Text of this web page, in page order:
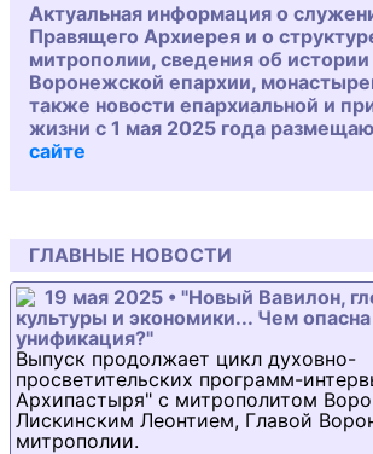
Актуальная информация о
Правящего Архиерея и о
митрополии, сведения об истории
Воронежской епархии,
также новости епархиальной и
жизни с 1 мая 2025 года
сайте
ГЛАВНЫЕ НОВОСТИ
19 мая 2025 • "Новый Вавилон,
культуры и экономики... Чем
унификация?"
Выпуск продолжает цикл духовно-
просветительских программ-
Архипастыря" с митрополитом
Лискинским Леонтием, Главой
митрополии.